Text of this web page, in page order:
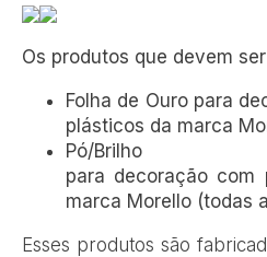
Os produtos que devem
Folha de Ouro para
plásticos da marca
Pó/
para decoração com
marca Morello (todas
Esses produtos são